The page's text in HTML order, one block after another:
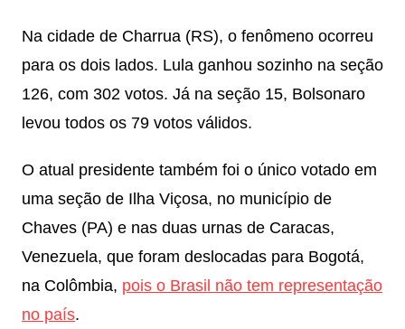
Na cidade de Charrua (RS), o fenômeno ocorreu
para os dois lados. Lula ganhou sozinho na seção
126, com 302 votos. Já na seção 15, Bolsonaro
levou todos os 79 votos válidos.
O atual presidente também foi o único votado em
uma seção de Ilha Viçosa, no município de
Chaves (PA) e nas duas urnas de Caracas,
Venezuela, que foram deslocadas para Bogotá,
na Colômbia, pois o Brasil não tem representação
no país.